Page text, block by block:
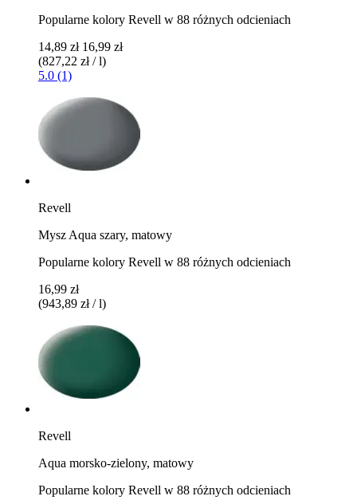
Popularne kolory Revell w 88 różnych odcieniach
14,89 zł 16,99 zł
(827,22 zł / l)
5.0 (1)
Revell
Mysz Aqua szary, matowy
Popularne kolory Revell w 88 różnych odcieniach
16,99 zł
(943,89 zł / l)
Revell
Aqua morsko-zielony, matowy
Popularne kolory Revell w 88 różnych odcieniach